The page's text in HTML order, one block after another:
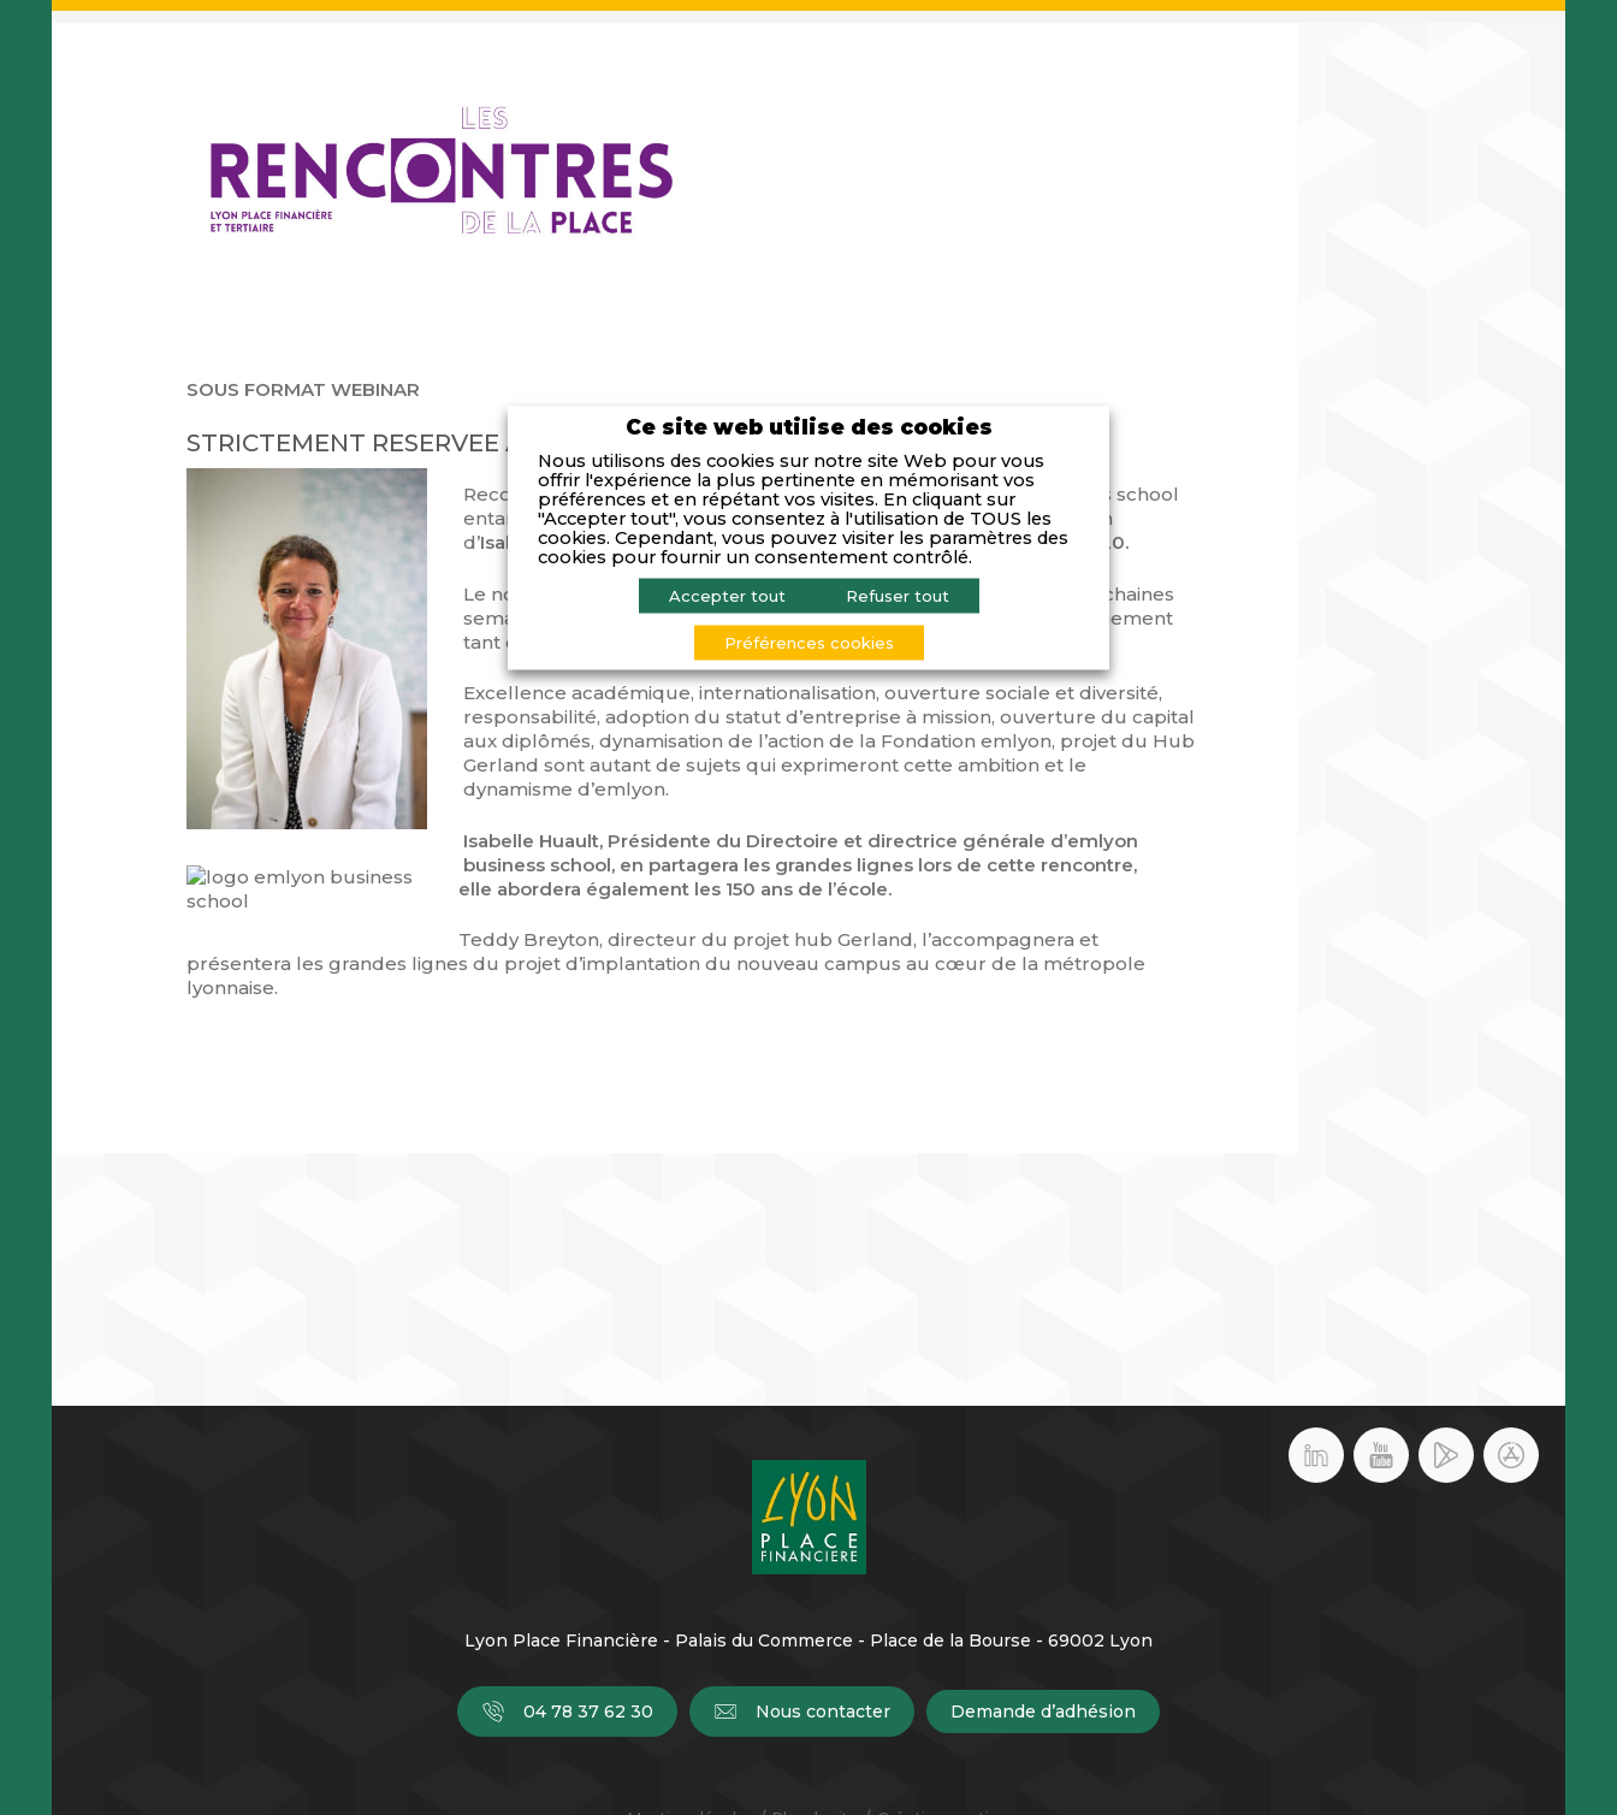
SOUS FORMAT WEBINAR
STRICTEMENT RESERVEE AUX ADHERENTS DE LPFT
Reconnue à l’international et triplement accréditée, emlyon business school
entame une nouvelle phase de son développement sous l’impulsion
d’Isabelle Huault, arrivée à la Présidence de l’école en septembre 2020.
Le nouveau plan stratégique 2021-2025 qui sera révélé dans les prochaines
semaines permettra de réaffirmer l’ambition de l’école et son rayonnement
tant en France qu’à l’international et dans son territoire historique.
Excellence académique, internationalisation, ouverture sociale et diversité,
responsabilité, adoption du statut d’entreprise à mission, ouverture du capital
aux diplômés, dynamisation de l’action de la Fondation emlyon, projet du Hub
Gerland sont autant de sujets qui exprimeront cette ambition et le
dynamisme d’emlyon.
Isabelle Huault, Présidente du Directoire et directrice générale d’emlyon
business school, en partagera les grandes lignes lors de cette rencontre,
elle abordera également les 150 ans de l’école.
Teddy Breyton, directeur du projet hub Gerland, l’accompagnera et
présentera les grandes lignes du projet d’implantation du nouveau campus au cœur de la métropole
lyonnaise.
Lyon Place Financière - Palais du Commerce - Place de la Bourse - 69002 Lyon
04 78 37 62 30 Nous contacter Demande d’adhésion
Ce site web utilise des cookies
Nous utilisons des cookies sur notre site Web pour vous
offrir l'expérience la plus pertinente en mémorisant vos
préférences et en répétant vos visites. En cliquant sur
"Accepter tout", vous consentez à l'utilisation de TOUS les
cookies. Cependant, vous pouvez visiter les paramètres des
cookies pour fournir un consentement contrôlé.
Accepter tout Refuser tout
Préférences cookies